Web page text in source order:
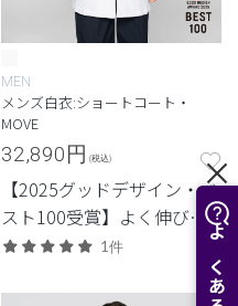
MEN
メンズ白衣:ショートコート・
MOVE
32,890円 (税込)
【2025グッドデザイン・ベ
スト100受賞】よく伸び
て、軽い。デザインと機能
性を両立させた定番・高機
能モデル。
1件